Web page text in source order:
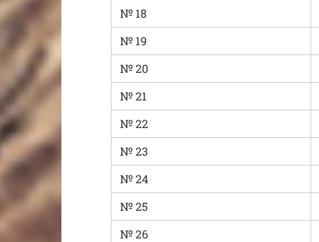
№ 18
№ 19
№ 20
№ 21
№ 22
№ 23
№ 24
№ 25
№ 26